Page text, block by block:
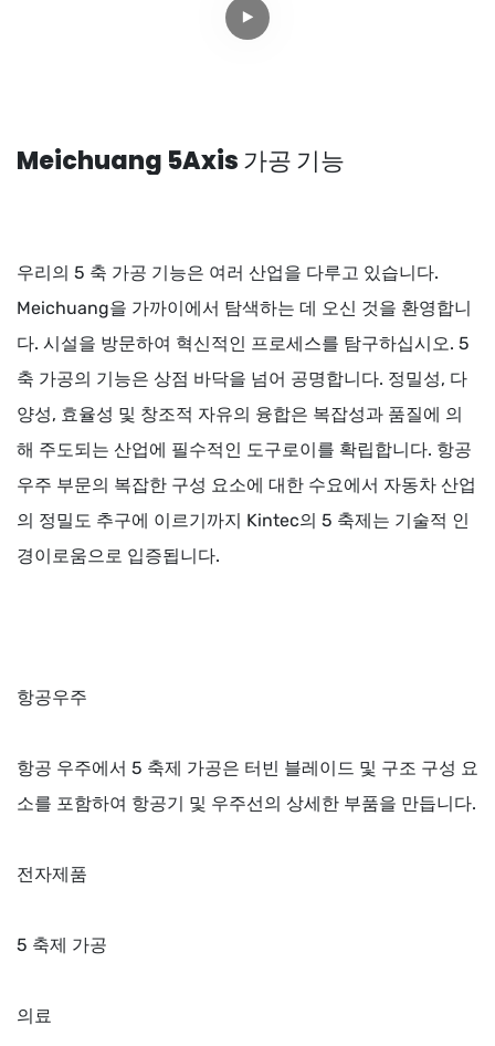
Meichuang 5Axis 가공 기능
우리의 5 축 가공 기능은 여러 산업을 다루고 있습니다.
Meichuang을 가까이에서 탐색하는 데 오신 것을 환영합니
다. 시설을 방문하여 혁신적인 프로세스를 탐구하십시오. 5
축 가공의 기능은 상점 바닥을 넘어 공명합니다. 정밀성, 다
양성, 효율성 및 창조적 자유의 융합은 복잡성과 품질에 의
해 주도되는 산업에 필수적인 도구로이를 확립합니다. 항공
우주 부문의 복잡한 구성 요소에 대한 수요에서 자동차 산업
의 정밀도 추구에 이르기까지 Kintec의 5 축제는 기술적 인
경이로움으로 입증됩니다.
항공우주
항공 우주에서 5 축제 가공은 터빈 블레이드 및 구조 구성 요
소를 포함하여 항공기 및 우주선의 상세한 부품을 만듭니다.
전자제품
5 축제 가공
의료